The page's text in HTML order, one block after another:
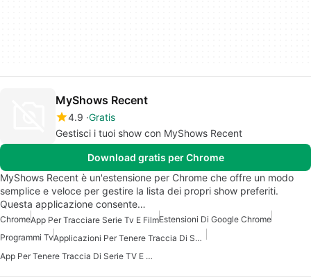
MyShows Recent
4.9 Gratis
Gestisci i tuoi show con MyShows Recent
Download gratis per Chrome
MyShows Recent è un'estensione per Chrome che offre un modo
semplice e veloce per gestire la lista dei propri show preferiti.
Questa applicazione consente…
ChromeApp Per Tracciare Serie Tv E FilmEstensioni Di Google Chrome
Programmi Tv
Applicazioni Per Tenere Traccia Di Serie TV E Film
App Per Tenere Traccia Di Serie TV E Film